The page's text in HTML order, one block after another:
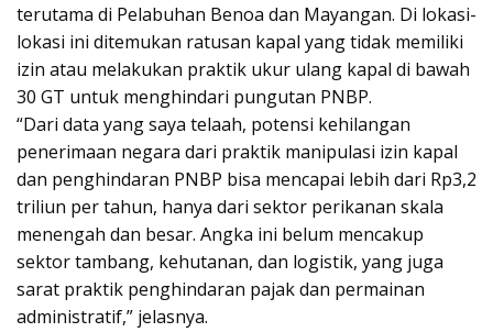
terutama di Pelabuhan Benoa dan Mayangan. Di lokasi-
lokasi ini ditemukan ratusan kapal yang tidak memiliki
izin atau melakukan praktik ukur ulang kapal di bawah
30 GT untuk menghindari pungutan PNBP.
“Dari data yang saya telaah, potensi kehilangan
penerimaan negara dari praktik manipulasi izin kapal
dan penghindaran PNBP bisa mencapai lebih dari Rp3,2
triliun per tahun, hanya dari sektor perikanan skala
menengah dan besar. Angka ini belum mencakup
sektor tambang, kehutanan, dan logistik, yang juga
sarat praktik penghindaran pajak dan permainan
administratif,” jelasnya.